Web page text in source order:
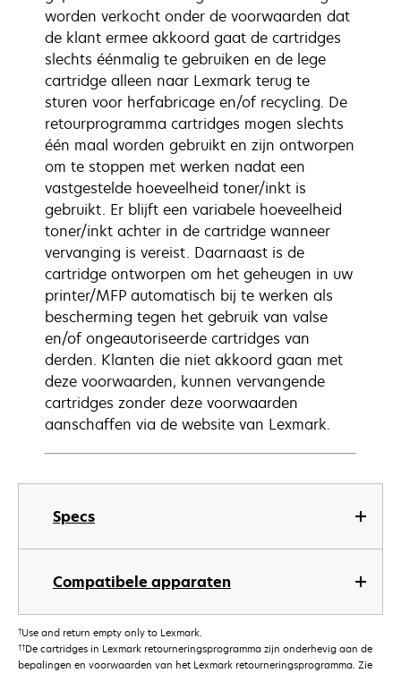
Specs
Compatibele apparaten
worden verkocht onder de voorwaarden dat
de klant ermee akkoord gaat de cartridges
slechts éénmalig te gebruiken en de lege
cartridge alleen naar Lexmark terug te
sturen voor herfabricage en/of recycling. De
retourprogramma cartridges mogen slechts
één maal worden gebruikt en zijn ontworpen
om te stoppen met werken nadat een
vastgestelde hoeveelheid toner/inkt is
gebruikt. Er blijft een variabele hoeveelheid
toner/inkt achter in de cartridge wanneer
vervanging is vereist. Daarnaast is de
cartridge ontworpen om het geheugen in uw
printer/MFP automatisch bij te werken als
bescherming tegen het gebruik van valse
en/of ongeautoriseerde cartridges van
derden. Klanten die niet akkoord gaan met
deze voorwaarden, kunnen vervangende
cartridges zonder deze voorwaarden
aanschaffen via de website van Lexmark.
†Use and return empty only to Lexmark.
††De cartridges in Lexmark retourneringsprogramma zijn onderhevig aan de
bepalingen en voorwaarden van het Lexmark retourneringsprogramma. Zie